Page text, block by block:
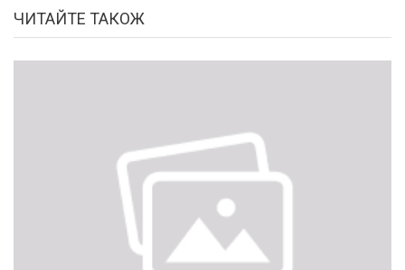
ЧИТАЙТЕ ТАКОЖ